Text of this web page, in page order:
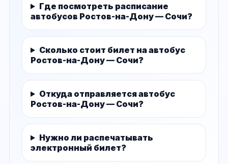
Где посмотреть расписание
автобусов Ростов-на-Дону — Сочи?
Сколько стоит билет на автобус
Ростов-на-Дону — Сочи?
Откуда отправляется автобус
Ростов-на-Дону — Сочи?
Нужно ли распечатывать
электронный билет?